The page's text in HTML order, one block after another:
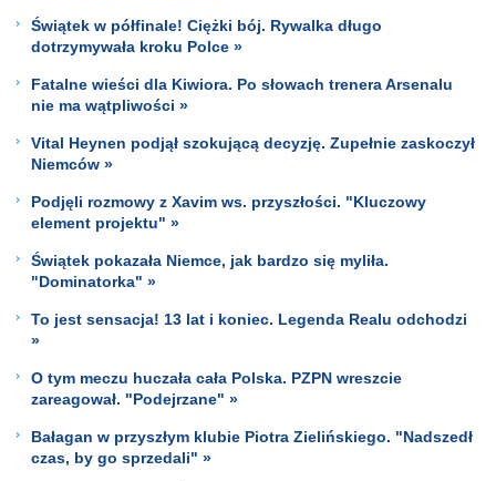
Świątek w półfinale! Ciężki bój. Rywalka długo
dotrzymywała kroku Polce »
Fatalne wieści dla Kiwiora. Po słowach trenera Arsenalu
nie ma wątpliwości »
Vital Heynen podjął szokującą decyzję. Zupełnie zaskoczył
Niemców »
Podjęli rozmowy z Xavim ws. przyszłości. "Kluczowy
element projektu" »
Świątek pokazała Niemce, jak bardzo się myliła.
"Dominatorka" »
To jest sensacja! 13 lat i koniec. Legenda Realu odchodzi
»
O tym meczu huczała cała Polska. PZPN wreszcie
zareagował. "Podejrzane" »
Bałagan w przyszłym klubie Piotra Zielińskiego. "Nadszedł
czas, by go sprzedali" »